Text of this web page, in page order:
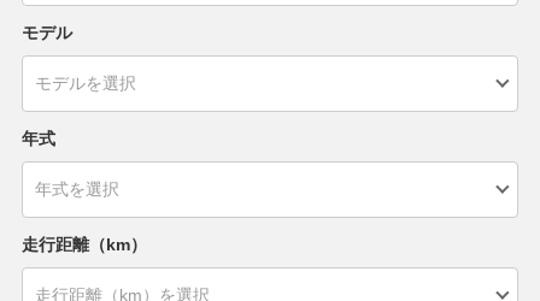
モデル
年式
走行距離（km）